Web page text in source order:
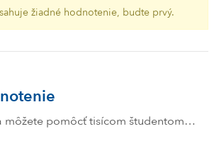
žiadné hodnotenie, budte prvý.
môžete pomôcť tisícom študentom…